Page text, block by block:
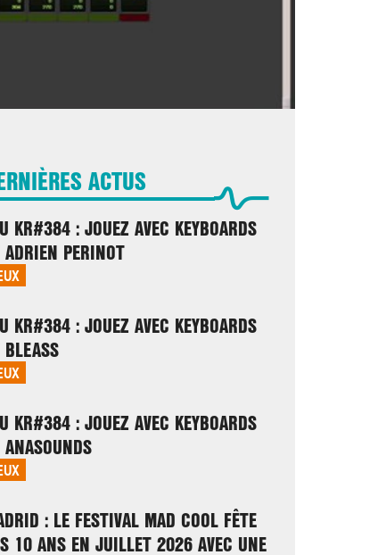
ACTUS
KR#384 : JOUEZ AVEC KEYBOARDS
ADRIEN PERINOT
KR#384 : JOUEZ AVEC KEYBOARDS
KR#384 : JOUEZ AVEC KEYBOARDS
: LE FESTIVAL MAD COOL FÊTE
10 ANS EN JUILLET 2026 AVEC UNE